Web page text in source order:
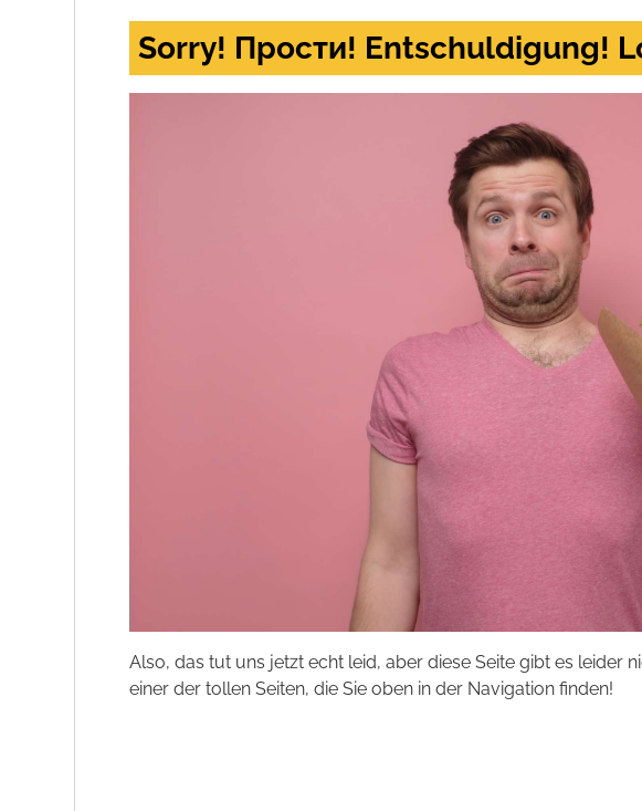
Sorry! Прости! Entschuldigung!
Also, das tut uns jetzt echt leid, aber diese Seite gibt es leider
einer der tollen Seiten, die Sie oben in der Navigation finden!